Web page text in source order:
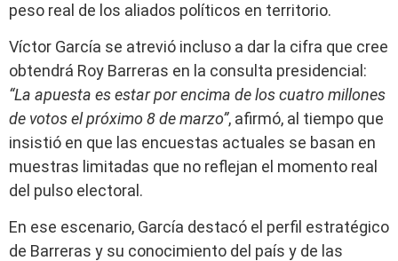
peso real de los aliados políticos en territorio.
Víctor García se atrevió incluso a dar la cifra que cree
obtendrá Roy Barreras en la consulta presidencial:
“La apuesta es estar por encima de los cuatro millones
de votos el próximo 8 de marzo”, afirmó, al tiempo que
insistió en que las encuestas actuales se basan en
muestras limitadas que no reflejan el momento real
del pulso electoral.
En ese escenario, García destacó el perfil estratégico
de Barreras y su conocimiento del país y de las